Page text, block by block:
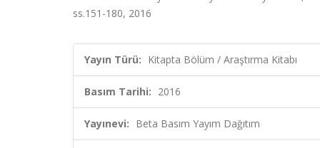
ss.151-180, 2016
Yayın Türü: Kitapta Bölüm / Araştırma Kitabı
Basım Tarihi: 2016
Yayınevi: Beta Basım Yayım Dağıtım